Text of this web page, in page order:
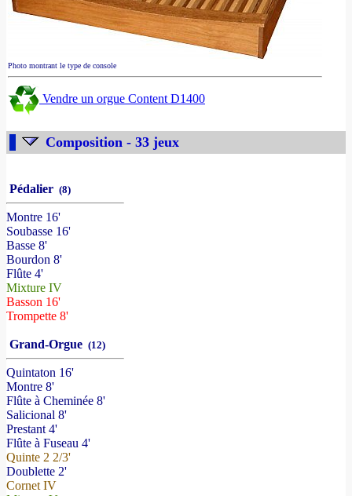
Photo montrant le type de console
Vendre un orgue Content D1400
Composition - 33 jeux
Pédalier (8)
Montre 16'
Soubasse 16'
Basse 8'
Bourdon 8'
Flûte 4'
Mixture IV
Basson 16'
Trompette 8'
Grand-Orgue (12)
Quintaton 16'
Montre 8'
Flûte à Cheminée 8'
Salicional 8'
Prestant 4'
Flûte à Fuseau 4'
Quinte 2 2/3'
Doublette 2'
Cornet IV